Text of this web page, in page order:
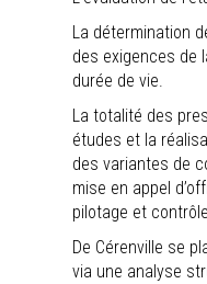
La détermination
des exigences de
durée de vie.
La totalité des
études et la
des variantes de
mise en appel
pilotage et
De Cérenville se
via une analyse